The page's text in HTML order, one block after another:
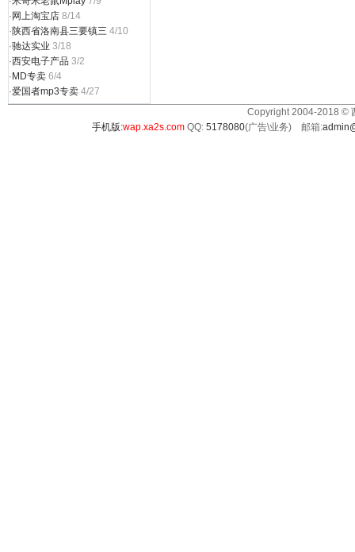
· 网上淘宝店 8/14
·陕西省洛南县三要镇三 4/10
·驰达实业 3/18
·西安电子产品 3/2
· MD专卖 6/4
·爱国者mp3专卖 4/27
Copyright 2004-2018 ©
手机版:wap.xa2s.comQQ:5178080(广告\业务) 邮箱: